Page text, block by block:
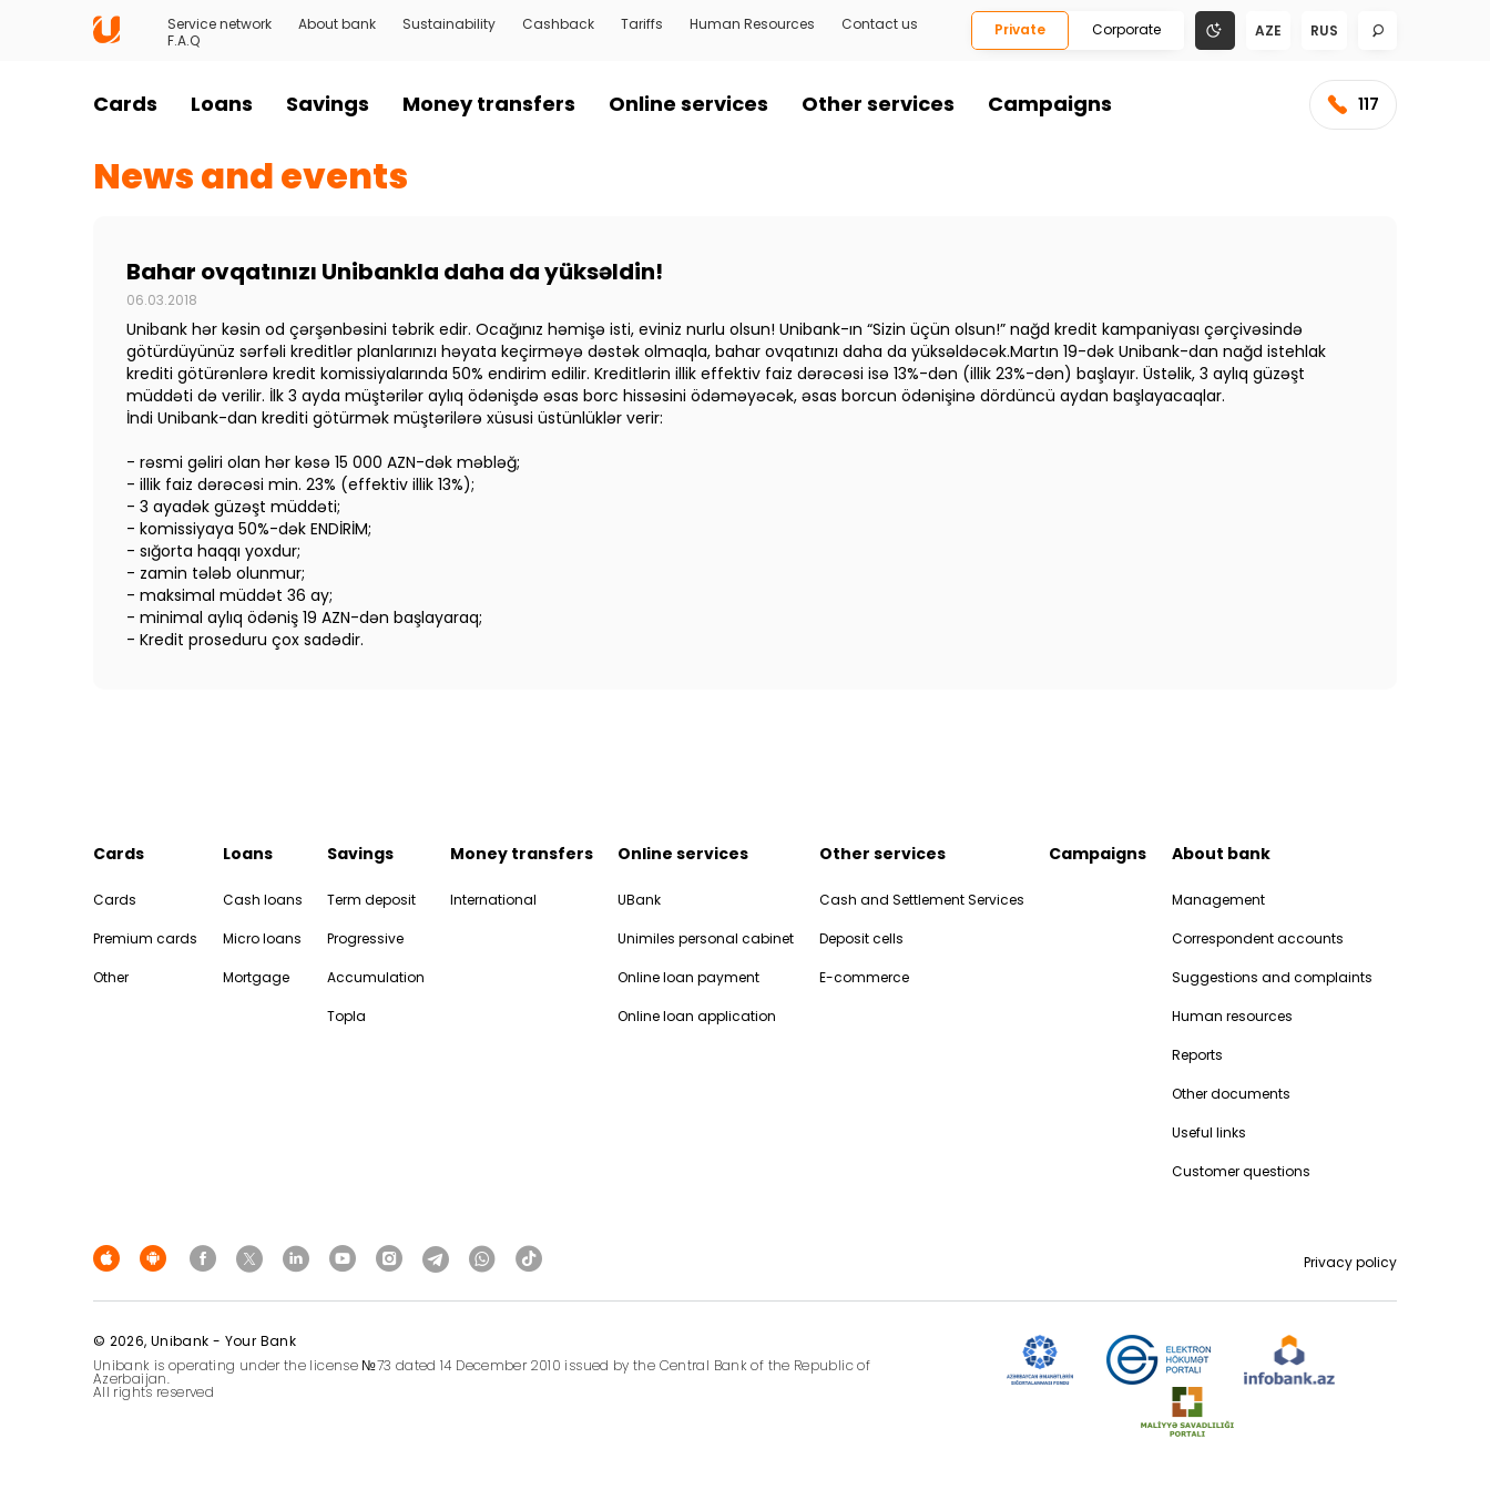
Service network About bank Sustainability Cashback Tariffs Human Resources
Contact us
F.A.Q
Private Corporate AZE RUS
Cards Loans Savings Money transfers Online services Other services Campaigns 117
News and events
Bahar ovqatınızı Unibankla daha da yüksəldin!
06.03.2018
Unibank hər kəsin od çərşənbəsini təbrik edir. Ocağınız həmişə isti, eviniz nurlu olsun! Unibank-ın “Sizin üçün olsun!” nağd kredit kampaniyası çərçivəsində
götürdüyünüz sərfəli kreditlər planlarınızı həyata keçirməyə dəstək olmaqla, bahar ovqatınızı daha da yüksəldəcək.Martın 19-dək Unibank-dan nağd istehlak
krediti götürənlərə kredit komissiyalarında 50% endirim edilir. Kreditlərin illik effektiv faiz dərəcəsi isə 13%-dən (illik 23%-dən) başlayır. Üstəlik, 3 aylıq güzəşt
müddəti də verilir. İlk 3 ayda müştərilər aylıq ödənişdə əsas borc hissəsini ödəməyəcək, əsas borcun ödənişinə dördüncü aydan başlayacaqlar.
İndi Unibank-dan krediti götürmək müştərilərə xüsusi üstünlüklər verir:
- rəsmi gəliri olan hər kəsə 15 000 AZN-dək məbləğ;
- illik faiz dərəcəsi min. 23% (effektiv illik 13%);
- 3 ayadək güzəşt müddəti;
- komissiyaya 50%-dək ENDİRİM;
- sığorta haqqı yoxdur;
- zamin tələb olunmur;
- maksimal müddət 36 ay;
- minimal aylıq ödəniş 19 AZN-dən başlayaraq;
- Kredit proseduru çox sadədir.
Cards
Cards
Premium cards
Other
Loans
Cash loans
Micro loans
Mortgage
Savings
Term deposit
Progressive
Accumulation
Topla
Money transfers
International
Online services
UBank
Unimiles personal cabinet
Online loan payment
Online loan application
Other services
Cash and Settlement Services
Deposit cells
E-commerce
Campaigns About bank
Management
Correspondent accounts
Suggestions and complaints
Human resources
Reports
Other documents
Useful links
Customer questions
Privacy policy
© 2026, Unibank - Your Bank
Unibank is operating under the license №73 dated 14 December 2010 issued by the Central Bank of the Republic of
Azerbaijan.
All rights reserved